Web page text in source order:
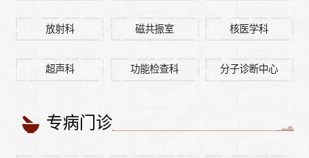
放射科 磁共振室 核医学科
超声科 功能检查科 分子诊断中心
专病门诊